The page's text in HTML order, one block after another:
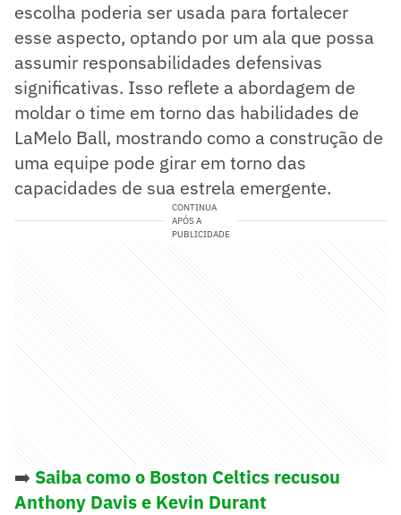
escolha poderia ser usada para fortalecer
esse aspecto, optando por um ala que possa
assumir responsabilidades defensivas
significativas. Isso reflete a abordagem de
moldar o time em torno das habilidades de
LaMelo Ball, mostrando como a construção de
uma equipe pode girar em torno das
capacidades de sua estrela emergente.
CONTINUA
APÓS A
PUBLICIDADE
➡️ Saiba como o Boston Celtics recusou
Anthony Davis e Kevin Durant